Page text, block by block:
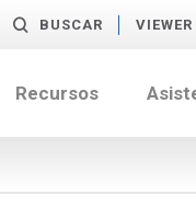
BUSCAR
Recursos